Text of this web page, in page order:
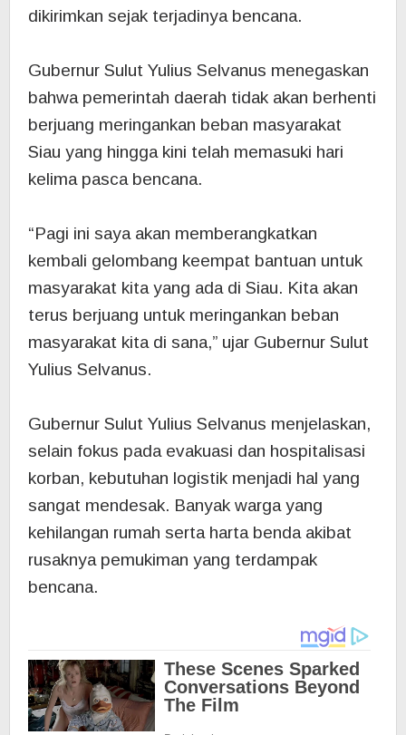
dikirimkan sejak terjadinya bencana.
Gubernur Sulut Yulius Selvanus menegaskan
bahwa pemerintah daerah tidak akan berhenti
berjuang meringankan beban masyarakat
Siau yang hingga kini telah memasuki hari
kelima pasca bencana.
‎“Pagi ini saya akan memberangkatkan
kembali gelombang keempat bantuan untuk
masyarakat kita yang ada di Siau. Kita akan
terus berjuang untuk meringankan beban
masyarakat kita di sana,” ujar Gubernur Sulut
Yulius Selvanus.
Gubernur Sulut Yulius Selvanus menjelaskan,
selain fokus pada evakuasi dan hospitalisasi
korban, kebutuhan logistik menjadi hal yang
sangat mendesak. Banyak warga yang
kehilangan rumah serta harta benda akibat
rusaknya pemukiman yang terdampak
bencana.